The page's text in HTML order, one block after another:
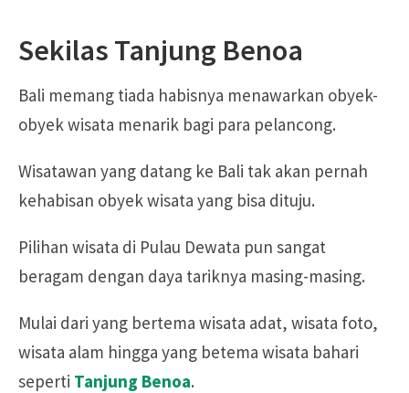
Sekilas Tanjung Benoa
Bali memang tiada habisnya menawarkan obyek-
obyek wisata menarik bagi para pelancong.
Wisatawan yang datang ke Bali tak akan pernah
kehabisan obyek wisata yang bisa dituju.
Pilihan wisata di Pulau Dewata pun sangat
beragam dengan daya tariknya masing-masing.
Mulai dari yang bertema wisata adat, wisata foto,
wisata alam hingga yang betema wisata bahari
seperti Tanjung Benoa.